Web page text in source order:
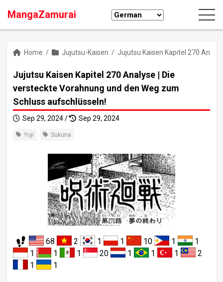
MangaZamurai
Home / Jujutsu-Kaisen / Jujutsu Kaisen Kapitel 270
Jujutsu Kaisen Kapitel 270 Analyse | Die
versteckte Vorahnung und den Weg zum
Schluss aufschlüsseln!
Sep 29, 2024 / Sep 29, 2024
Yuji Sukuna
68 2 1 1 10 1
1
1
1 1 20 1 1 1
2
1
1